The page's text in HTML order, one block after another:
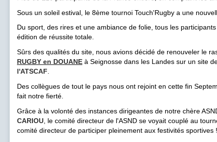
Sous un soleil estival, le 8ème tournoi Touch'Rugby a une
Du sport, des rires et une ambiance de folie, tous les
édition de réussite totale.
Sûrs des qualités du site, nous avions décidé de renouveler le
RUGBY en DOUANE à Seignosse dans les Landes sur un site
l'ATSCAF
Des collègues de tout le pays nous ont rejoint en cette fin
fait notre fierté.
Grâce à la volonté des instances dirigeantes de notre chère
CARIOU , le comité directeur de l'ASND se voyait couplé au
comité directeur de participer pleinement aux festivités sportives